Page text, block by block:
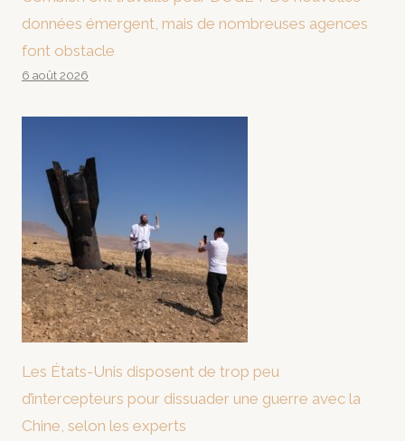
données émergent, mais de nombreuses agences
font obstacle
6 août 2026
Les États-Unis disposent de trop peu
d’intercepteurs pour dissuader une guerre avec la
Chine, selon les experts